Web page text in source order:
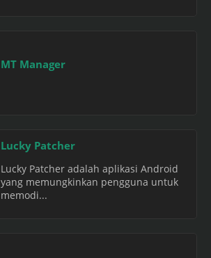
MT Manager
Lucky Patcher
Lucky Patcher adalah aplikasi Android
yang memungkinkan pengguna untuk
memodi...